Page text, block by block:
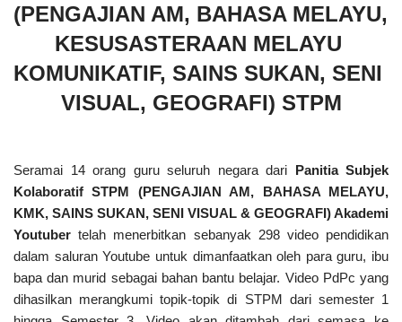
(PENGAJIAN AM, BAHASA MELAYU,
KESUSASTERAAN MELAYU
KOMUNIKATIF, SAINS SUKAN, SENI
VISUAL, GEOGRAFI) STPM
Seramai 14 orang guru seluruh negara dari
Panitia Subjek
Kolaboratif STPM (PENGAJIAN AM, BAHASA MELAYU,
KMK, SAINS SUKAN, SENI VISUAL & GEOGRAFI) Akademi
Youtuber telah menerbitkan sebanyak 298 video pendidikan
dalam saluran Youtube untuk dimanfaatkan oleh para guru, ibu
bapa dan murid sebagai bahan bantu belajar. Video PdPc yang
dihasilkan merangkumi topik-topik di STPM dari semester 1